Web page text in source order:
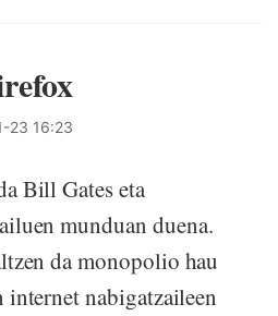
23 16:23
Bill Gates eta
munduan duena.
da monopolio hau
nabigatzaileen